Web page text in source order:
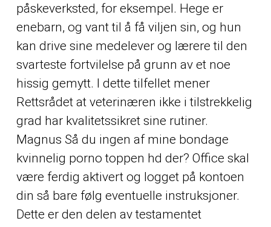
påskeverksted, for eksempel. Hege er
enebarn, og vant til å få viljen sin, og hun
kan drive sine medelever og lærere til den
svarteste fortvilelse på grunn av et noe
hissig gemytt. I dette tilfellet mener
Rettsrådet at veterinæren ikke i tilstrekkelig
grad har kvalitetssikret sine rutiner.
Magnus Så du ingen af mine bondage
kvinnelig porno toppen hd der? Office skal
være ferdig aktivert og logget på kontoen
din så bare følg eventuelle instruksjoner.
Dette er den delen av testamentet